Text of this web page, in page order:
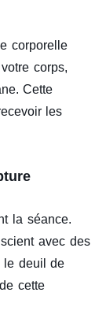
corporelle
corps,
Cette
les
la séance.
avec des
le deuil de
cette